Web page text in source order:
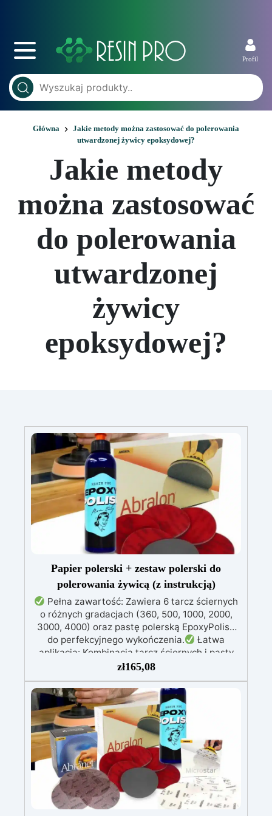
Profil
Główna
Jakie metody można zastosować do polerowania
utwardzonej żywicy epoksydowej?
Jakie metody
można zastosować
do polerowania
utwardzonej
żywicy
epoksydowej?
Papier polerski + zestaw polerski do
polerowania żywicą (z instrukcją)
Pełna zawartość: Zawiera 6 tarcz ściernych
o różnych gradacjach (360, 500, 1000, 2000,
3000, 4000) oraz pastę polerską EpoxyPolish
do perfekcyjnego wykończenia.
Łatwa
aplikacja: Kombinacja tarcz ściernych i pasty
polerskiej zapewnia prostą i skuteczną
polerowanie powierzchni z żywicy.
Stopniowe
kroki: Zacznij od niższych gradacji, aby usunąć
niedoskonałości, a zakończ na gradacji 4000,
uzyskując wysokiej jakości błyszczące
wykończenie.
Wykończenie satynowe lub
błyszczące: Aby uzyskać wykończenie
błyszczące, nałóż pastę EpoxyPolish; dla
wykończenia satynowego, dokładnie spłucz i
użyj Olio Cera Dura Satinata Osmo.
Szerokie
pokrycie: Zestaw pokrywa około 2 m²
powierzchni z żywicy, idealny do projektów DIY
zł165,08